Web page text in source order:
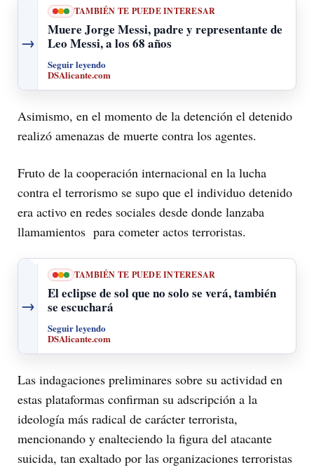
→
TAMBIÉN TE PUEDE INTERESAR
Muere Jorge Messi, padre y representante de
Leo Messi, a los 68 años
Seguir leyendo
DSAlicante.com
Asimismo, en el momento de la detención el detenido
realizó amenazas de muerte contra los agentes.
Fruto de la cooperación internacional en la lucha
contra el terrorismo se supo que el individuo detenido
era activo en redes sociales desde donde lanzaba
llamamientos para cometer actos terroristas.
→
TAMBIÉN TE PUEDE INTERESAR
El eclipse de sol que no solo se verá, también
se escuchará
Seguir leyendo
DSAlicante.com
Las indagaciones preliminares sobre su actividad en
estas plataformas confirman su adscripción a la
ideología más radical de carácter terrorista,
mencionando y enalteciendo la figura del atacante
suicida, tan exaltado por las organizaciones terroristas